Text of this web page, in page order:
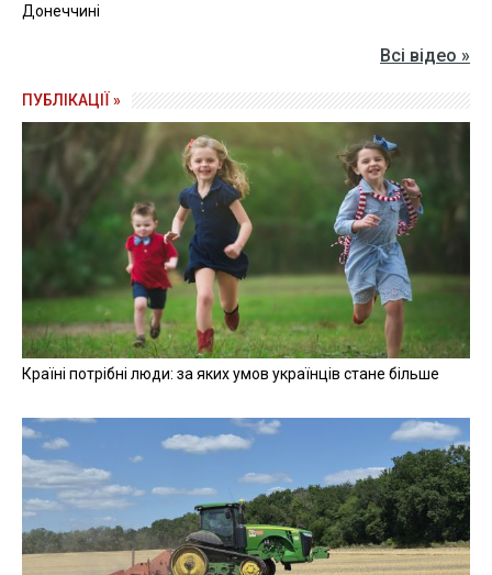
Донеччині
Всі відео »
ПУБЛІКАЦІЇ »
Країні потрібні люди: за яких умов українців стане більше